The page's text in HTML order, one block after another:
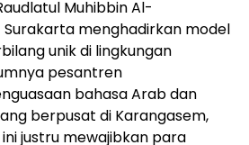
Muhibbin Al-
Surakarta menghadirkan model
unik di lingkungan
pesantren
bahasa Arab dan
berpusat di Karangasem,
justru mewajibkan para